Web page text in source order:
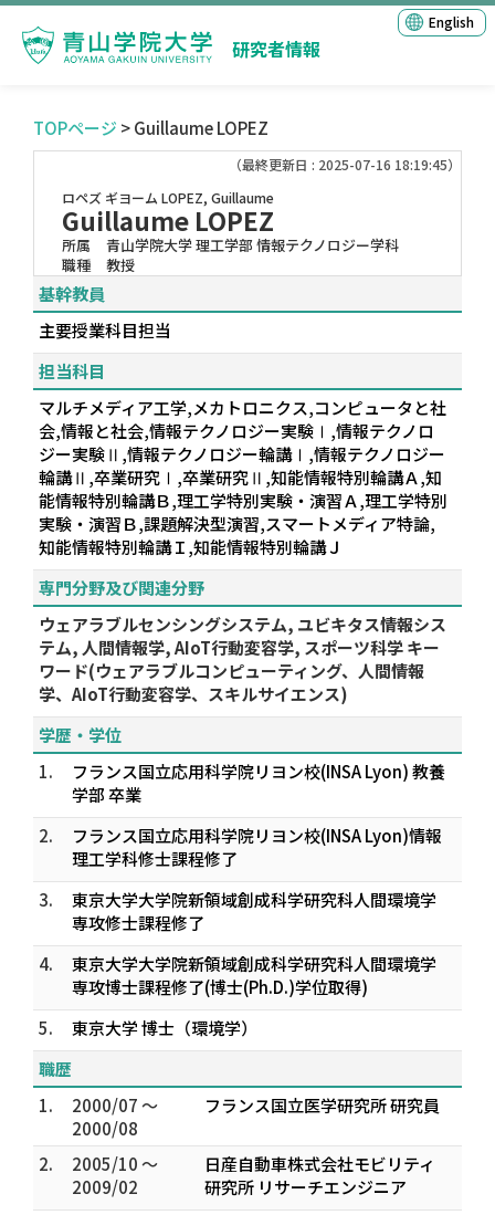
研究者情報
English
TOPページ > Guillaume LOPEZ
（最終更新日 : 2025-07-16 18:19:45）
ロペズ ギヨーム LOPEZ, Guillaume
Guillaume LOPEZ
所属
青山学院大学 理工学部 情報テクノロジー学科
職種
教授
基幹教員
主要授業科目担当
担当科目
マルチメディア工学,メカトロニクス,コンピュータと社
会,情報と社会,情報テクノロジー実験Ⅰ,情報テクノロ
ジー実験Ⅱ,情報テクノロジー輪講Ⅰ,情報テクノロジー
輪講Ⅱ,卒業研究Ⅰ,卒業研究Ⅱ,知能情報特別輪講Ａ,知
能情報特別輪講Ｂ,理工学特別実験・演習Ａ,理工学特別
実験・演習Ｂ,課題解決型演習,スマートメディア特論,
知能情報特別輪講Ｉ,知能情報特別輪講Ｊ
専門分野及び関連分野
ウェアラブルセンシングシステム, ユビキタス情報シス
テム, 人間情報学, AIoT行動変容学, スポーツ科学 キー
ワード(ウェアラブルコンピューティング、人間情報
学、AIoT行動変容学、スキルサイエンス)
学歴・学位
1.
フランス国立応用科学院リヨン校(INSA Lyon) 教養
学部 卒業
2.
フランス国立応用科学院リヨン校(INSA Lyon)情報
理工学科修士課程修了
3.
東京大学大学院新領域創成科学研究科人間環境学
専攻修士課程修了
4.
東京大学大学院新領域創成科学研究科人間環境学
専攻博士課程修了(博士(Ph.D.)学位取得)
5.
東京大学 博士（環境学）
職歴
1.
2000/07 ～
2000/08
フランス国立医学研究所 研究員
2.
2005/10 ～
2009/02
日産自動車株式会社モビリティ
研究所 リサーチエンジニア